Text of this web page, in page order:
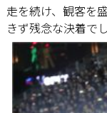
走を続け、観客を
きず残念な決着でし